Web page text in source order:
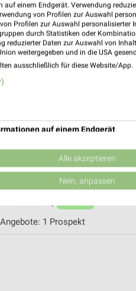
63
- 20:00 Uhr |
1 Prospekt
1
1 Prospekt
einem Endgerät. Verwendung
von Profilen zur Auswahl
Profilen zur Auswahl personalisierter
durch Statistiken oder
reduzierter Daten zur Auswahl von
weitergegeben und in die USA
ausschließlich für diese Website/App.
auf einem Endgerät
von Werbeanzeigen
Werbung
von Inhalten
Alle akzeptieren
Nein, anpassen